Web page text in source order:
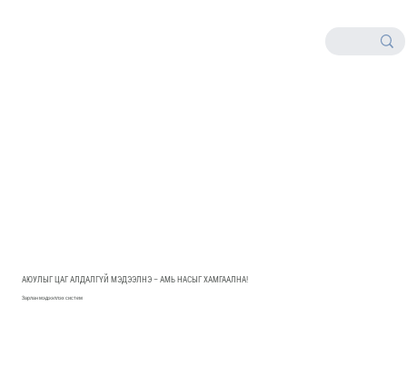
АЮУЛЫГ ЦАГ АЛДАЛГҮЙ МЭДЭЭЛНЭ – АМЬ НАСЫГ ХАМГААЛНА!
Зарлан мэдээллэх систем